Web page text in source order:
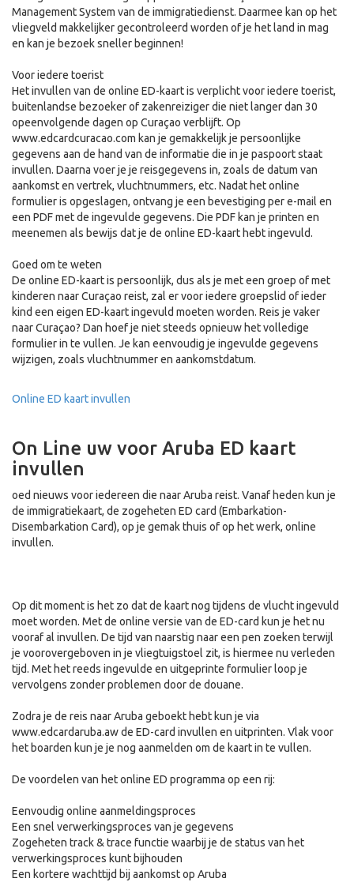
Management System van de immigratiedienst. Daarmee kan op het
vliegveld makkelijker gecontroleerd worden of je het land in mag
en kan je bezoek sneller beginnen!
Voor iedere toerist
Het invullen van de online ED-kaart is verplicht voor iedere toerist,
buitenlandse bezoeker of zakenreiziger die niet langer dan 30
opeenvolgende dagen op Curaçao verblijft. Op
www.edcardcuracao.com kan je gemakkelijk je persoonlijke
gegevens aan de hand van de informatie die in je paspoort staat
invullen. Daarna voer je je reisgegevens in, zoals de datum van
aankomst en vertrek, vluchtnummers, etc. Nadat het online
formulier is opgeslagen, ontvang je een bevestiging per e-mail en
een PDF met de ingevulde gegevens. Die PDF kan je printen en
meenemen als bewijs dat je de online ED-kaart hebt ingevuld.
Goed om te weten
De online ED-kaart is persoonlijk, dus als je met een groep of met
kinderen naar Curaçao reist, zal er voor iedere groepslid of ieder
kind een eigen ED-kaart ingevuld moeten worden. Reis je vaker
naar Curaçao? Dan hoef je niet steeds opnieuw het volledige
formulier in te vullen. Je kan eenvoudig je ingevulde gegevens
wijzigen, zoals vluchtnummer en aankomstdatum.
Online ED kaart invullen
On Line uw voor Aruba ED kaart
invullen
oed nieuws voor iedereen die naar Aruba reist. Vanaf heden kun je
de immigratiekaart, de zogeheten ED card (Embarkation-
Disembarkation Card), op je gemak thuis of op het werk, online
invullen.
Op dit moment is het zo dat de kaart nog tijdens de vlucht ingevuld
moet worden. Met de online versie van de ED-card kun je het nu
vooraf al invullen. De tijd van naarstig naar een pen zoeken terwijl
je voorovergeboven in je vliegtuigstoel zit, is hiermee nu verleden
tijd. Met het reeds ingevulde en uitgeprinte formulier loop je
vervolgens zonder problemen door de douane.
Zodra je de reis naar Aruba geboekt hebt kun je via
www.edcardaruba.aw de ED-card invullen en uitprinten. Vlak voor
het boarden kun je je nog aanmelden om de kaart in te vullen.
De voordelen van het online ED programma op een rij:
Eenvoudig online aanmeldingsproces
Een snel verwerkingsproces van je gegevens
Zogeheten track & trace functie waarbij je de status van het
verwerkingsproces kunt bijhouden
Een kortere wachttijd bij aankomst op Aruba